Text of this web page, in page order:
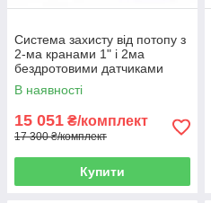
Система захисту від потопу з
2-ма кранами 1" і 2ма
бездротовими датчиками
Tervix ZigBee і Wi-Fi Water
Stop
В наявності
15 051 ₴/комплект
17 300 ₴/комплект
Купити